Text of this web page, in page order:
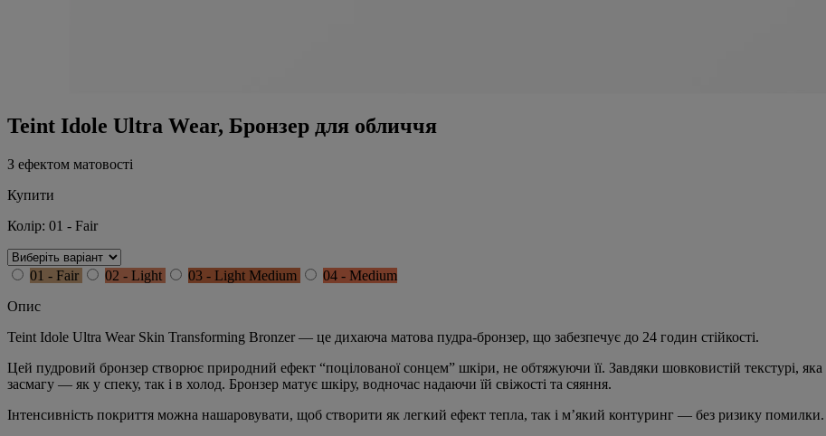
Teint Idole Ultra Wear, Бронзер для обличчя
З ефектом матовості
Купити
Колір: 01 - Fair
01 - Fair 02 - Light 03 - Light Medium
04 - Medium
Опис
Teint Idole Ultra Wear Skin Transforming Bronzer — це дихаюча матова пудра-бронзер, що забезпечує до 24 годин стійкості.
Цей пудровий бронзер створює природний ефект “поцілованої сонцем” шкіри, не обтяжуючи її. Завдяки шовковистій текстурі,
засмагу — як у спеку, так і в холод. Бронзер матує шкіру, водночас надаючи їй свіжості та сяяння.
Інтенсивність покриття можна нашаровувати, щоб створити як легкий ефект тепла, так і м’який контуринг — без ризику помилки.